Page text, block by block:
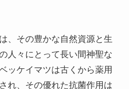
れ、その優れた抗菌作用は
物語や伝説が語り継がれて
護区は、歴史的にも重要な